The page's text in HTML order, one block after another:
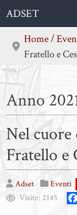
Skip
content
ADSET
Home/
Fratello e
Anno
Nel
Fratello e
Adset Eventi
Visite: 2145